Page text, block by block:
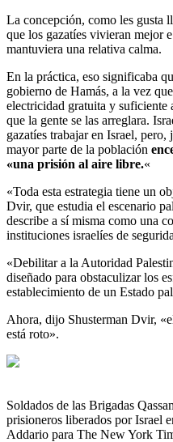
La concepción, como les gusta
que los gazatíes vivieran mejor
mantuviera una relativa calma.
En la práctica, eso significaba
gobierno de Hamás, a la vez
electricidad gratuita y suficiente
que la gente se las arreglara.
gazatíes trabajar en Israel,
mayor parte de la población
«una prisión al aire libre.«
«Toda esta estrategia tiene un
Dvir, que estudia el escenario
describe a sí misma como una
instituciones israelíes de
«Debilitar a la Autoridad
diseñado para obstaculizar los
establecimiento de un Estado
Ahora, dijo Shusterman Dvir,
está roto».
Soldados de las Brigadas
prisioneros liberados por Israel
Addario para The New York